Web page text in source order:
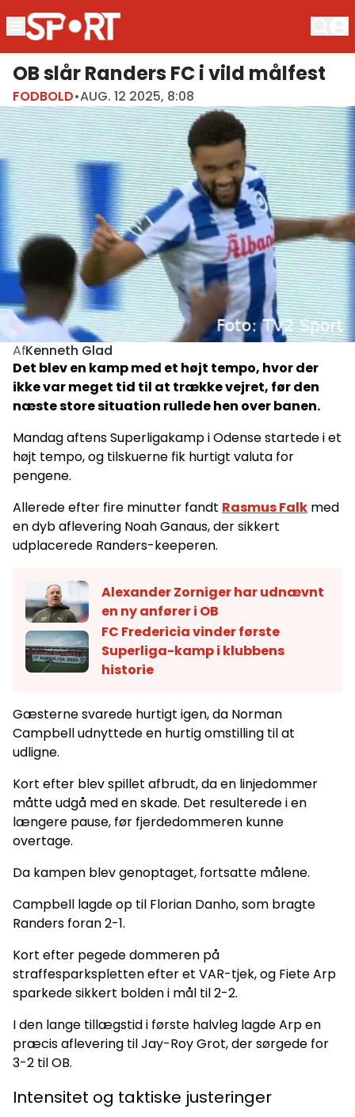
OB slår Randers FC i vild målfest
FODBOLD•AUG. 12 2025, 8:08
AfKenneth Glad
Det blev en kamp med et højt tempo, hvor der
ikke var meget tid til at trække vejret, før den
næste store situation rullede hen over banen.
Mandag aftens Superligakamp i Odense startede i et
højt tempo, og tilskuerne fik hurtigt valuta for
pengene.
Allerede efter fire minutter fandt Rasmus Falk med
en dyb aflevering Noah Ganaus, der sikkert
udplacerede Randers-keeperen.
Alexander Zorniger har udnævnt
en ny anfører i OB
FC Fredericia vinder første
Superliga-kamp i klubbens
historie
Gæsterne svarede hurtigt igen, da Norman
Campbell udnyttede en hurtig omstilling til at
udligne.
Kort efter blev spillet afbrudt, da en linjedommer
måtte udgå med en skade. Det resulterede i en
længere pause, før fjerdedommeren kunne
overtage.
Da kampen blev genoptaget, fortsatte målene.
Campbell lagde op til Florian Danho, som bragte
Randers foran 2-1.
Kort efter pegede dommeren på
straffesparkspletten efter et VAR-tjek, og Fiete Arp
sparkede sikkert bolden i mål til 2-2.
I den lange tillægstid i første halvleg lagde Arp en
præcis aflevering til Jay-Roy Grot, der sørgede for
3-2 til OB.
Intensitet og taktiske justeringer